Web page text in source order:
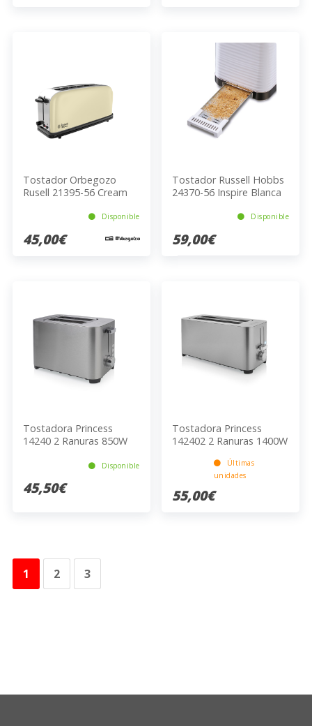
Tostador Orbegozo
Rusell 21395-56 Cream
Disponible
45,00€
Tostador Russell Hobbs
24370-56 Inspire Blanca
Disponible
59,00€
Tostadora Princess
14240 2 Ranuras 850W
Plateado 7 NivelesDisponible
45,50€
Tostadora Princess
142402 2 Ranuras 1400W
Niveles Plateado
Últimas
unidades
55,00€
1 2 3